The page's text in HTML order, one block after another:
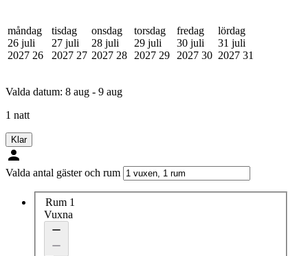
måndag
26 juli
2027 26
tisdag
27 juli
2027 27
onsdag
28 juli
2027 28
torsdag
29 juli
2027 29
fredag
30 juli
2027 30
lördag
31 juli
2027 31
Valda datum: 8 aug - 9 aug
1 natt
Klar
Valda antal gäster och rum
Rum 1
Vuxna